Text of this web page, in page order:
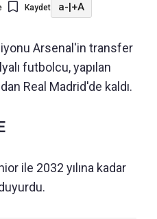
Kaydet a- +A
Arsenal'in transfer
futbolcu, yapılan
Real Madrid'de kaldı.
ile 2032 yılına kadar